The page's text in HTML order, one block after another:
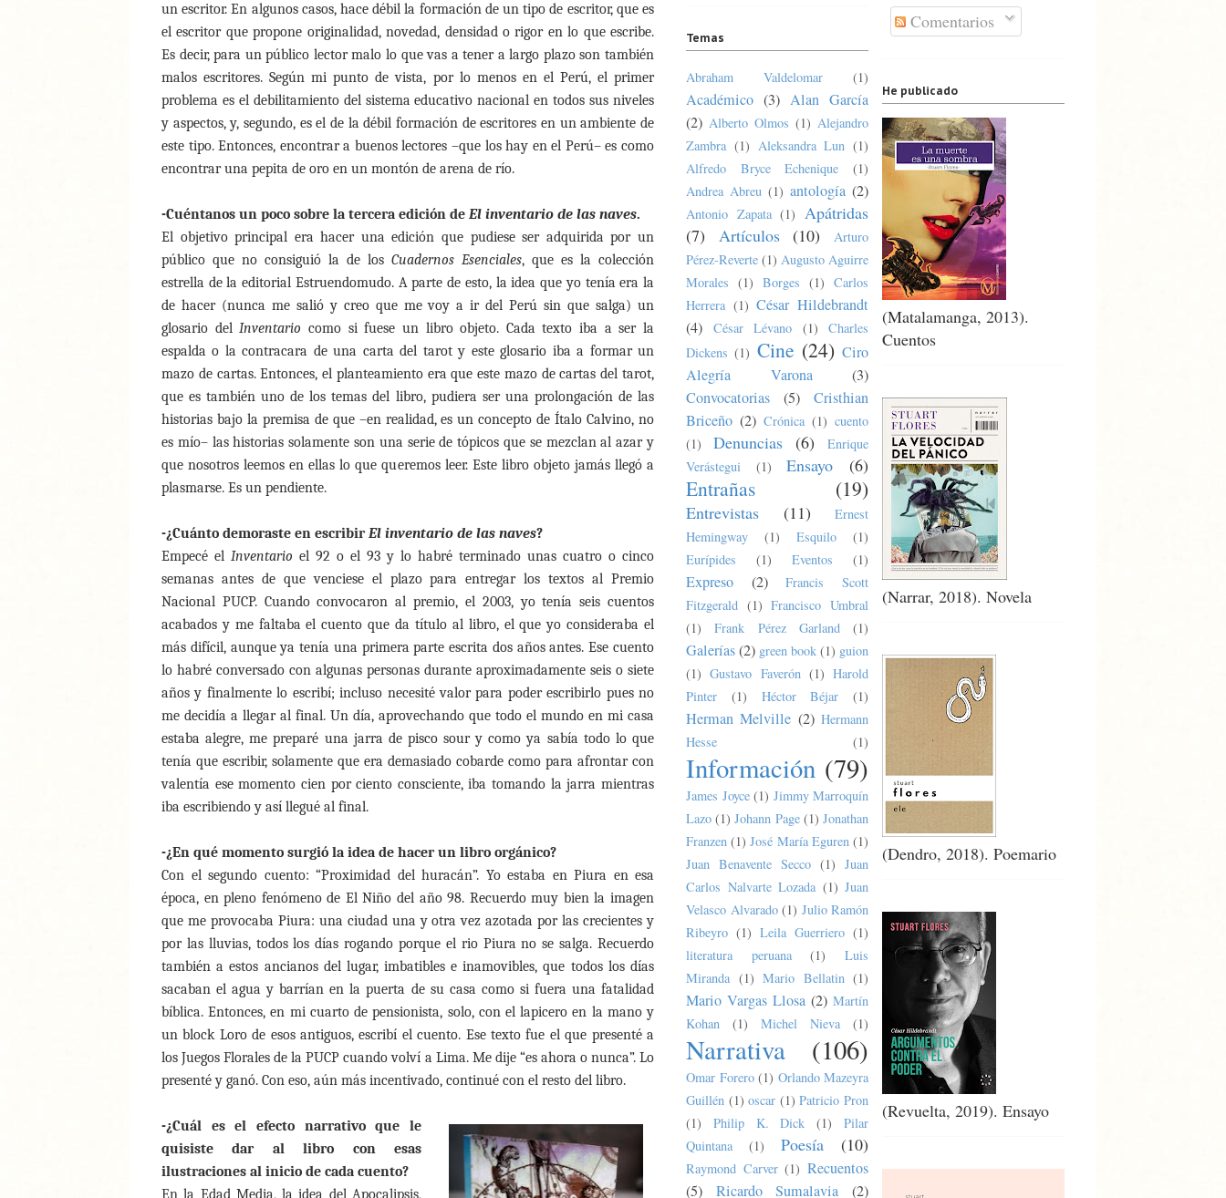
un escritor. En algunos casos, hace débil la formación de un tipo de escritor, que es
el escritor que propone originalidad, novedad, densidad o rigor en lo que escribe.
Es decir, para un público lector malo lo que vas a tener a largo plazo son también
malos escritores. Según mi punto de vista, por lo menos en el Perú, el primer
problema es el debilitamiento del sistema educativo nacional en todos sus niveles
y aspectos, y, segundo, es el de la débil formación de escritores en un ambiente de
este tipo. Entonces, encontrar a buenos lectores –que los hay en el Perú– es como
encontrar una pepita de oro en un montón de arena de río.
-Cuéntanos un poco sobre la tercera edición de El inventario de las naves.
El objetivo principal era hacer una edición que pudiese ser adquirida por un
público que no consiguió la de los Cuadernos Esenciales, que es la colección
estrella de la editorial Estruendomudo. A parte de esto, la idea que yo tenía era la
de hacer (nunca me salió y creo que me voy a ir del Perú sin que salga) un
glosario delInventario como si fuese un libro objeto. Cada texto iba a ser la
espalda o la contracara de una carta del tarot y este glosario iba a formar un
mazo de cartas. Entonces, el planteamiento era que este mazo de cartas del tarot,
que es también uno de los temas del libro, pudiera ser una prolongación de las
historias bajo la premisa de que –en realidad, es un concepto de Ítalo Calvino, no
es mío– las historias solamente son una serie de tópicos que se mezclan al azar y
que nosotros leemos en ellas lo que queremos leer. Este libro objeto jamás llegó a
plasmarse. Es un pendiente.
-¿Cuánto demoraste en escribirEl inventario de las naves?
Empecé el Inventario el 92 o el 93 y lo habré terminado unas cuatro o cinco
semanas antes de que venciese el plazo para entregar los textos al Premio
Nacional PUCP. Cuando convocaron al premio, el 2003, yo tenía seis cuentos
acabados y me faltaba el cuento que da título al libro, el que yo consideraba el
más difícil, aunque ya tenía una primera parte escrita dos años antes. Ese cuento
lo habré conversado con algunas personas durante aproximadamente seis o siete
años y finalmente lo escribí; incluso necesité valor para poder escribirlo pues no
me decidía a llegar al final. Un día, aprovechando que todo el mundo en mi casa
estaba alegre, me preparé una jarra de pisco sour y como ya sabía todo lo que
tenía que escribir, solamente que era demasiado cobarde como para afrontar con
valentía ese momento cien por ciento consciente, iba tomando la jarra mientras
iba escribiendo y así llegué al final.
-¿En qué momento surgió la idea de hacer un libro orgánico?
Con el segundo cuento: “Proximidad del huracán”. Yo estaba en Piura en esa
época, en pleno fenómeno de El Niño del año 98. Recuerdo muy bien la imagen
que me provocaba Piura: una ciudad una y otra vez azotada por las crecientes y
por las lluvias, todos los días rogando porque el rio Piura no se salga. Recuerdo
también a estos ancianos del lugar, imbatibles e inamovibles, que todos los días
sacaban el agua y barrían en la puerta de su casa como si fuera una fatalidad
bíblica. Entonces, en mi cuarto de pensionista, solo, con el lapicero en la mano y
un block Loro de esos antiguos, escribí el cuento. Ese texto fue el que presenté a
los Juegos Florales de la PUCP cuando volví a Lima. Me dije “es ahora o nunca”. Lo
presenté y ganó. Con eso, aún más incentivado, continué con el resto del libro.
-¿Cuál es el efecto narrativo que le
quisiste dar al libro con esas
ilustraciones al inicio de cada cuento?
En la Edad Media, la idea del Apocalipsis,
Temas
Abraham Valdelomar (1)
Académico (3) Alan García
(2) Alberto Olmos (1) Alejandro
Zambra (1) Aleksandra Lun (1)
Alfredo Bryce Echenique
(1)
Andrea Abreu (1) antología (2)
Antonio Zapata (1) Apátridas
(7)
Artículos (10)
Arturo
Pérez-Reverte (1) Augusto Aguirre
Morales (1) Borges (1) Carlos
Herrera (1) César Hildebrandt
(4)
César Lévano (1)
Charles
Dickens (1) Cine (24) Ciro
Alegría Varona
(3)
Convocatorias
(5)
Cristhian
Briceño (2) Crónica (1) cuento
(1)
Denuncias (6)
Enrique
Verástegui
(1) Ensayo (6)
Entrañas (19)
Entrevistas (11)
Ernest
Hemingway
(1) Esquilo
(1)
Eurípides
(1) Eventos (1)
Expreso (2)
Francis Scott
Fitzgerald (1) Francisco Umbral
(1)
Frank Pérez Garland (1)
Galerías(2) green book (1) guion
(1) Gustavo Faverón (1) Harold
Pinter
(1) Héctor Béjar (1)
Herman Melville (2) Hermann
Hesse
(1)
Información (79)
James Joyce (1) Jimmy Marroquín
Lazo (1) Johann Page (1) Jonathan
Franzen (1) José María Eguren (1)
Juan Benavente Secco (1) Juan
Carlos Nalvarte Lozada (1) Juan
Velasco Alvarado (1) Julio Ramón
Ribeyro (1) Leila Guerriero (1)
literatura peruana
(1)
Luis
Miranda (1) Mario Bellatin (1)
Mario Vargas Llosa (2) Martín
Kohan
(1) Michel Nieva (1)
Narrativa (106)
Omar Forero (1) Orlando Mazeyra
Guillén (1) oscar (1) Patricio Pron
(1)
Philip K. Dick (1)
Pilar
Quintana
(1) Poesía (10)
Raymond Carver (1) Recuentos
(5)
Ricardo Sumalavia
(2)
Comentarios
He publicado
(Matalamanga, 2013).
Cuentos
(Narrar, 2018). Novela
(Dendro, 2018). Poemario
(Revuelta, 2019). Ensayo